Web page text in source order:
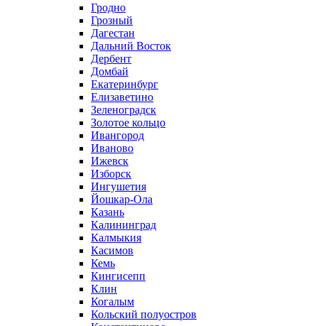
Гродно
Грозный
Дагестан
Дальний Восток
Дербент
Домбай
Екатеринбург
Елизаветино
Зеленоградск
Золотое кольцо
Ивангород
Иваново
Ижевск
Изборск
Ингушетия
Йошкар-Ола
Казань
Калининград
Калмыкия
Касимов
Кемь
Кингисепп
Клин
Когалым
Кольский полуостров